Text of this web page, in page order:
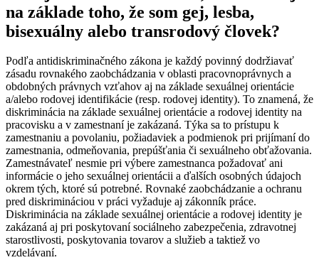
na základe toho, že som gej, lesba,
bisexuálny alebo transrodový človek?
Podľa antidiskriminačného zákona je každý povinný dodržiavať
zásadu rovnakého zaobchádzania v oblasti pracovnoprávnych a
obdobných právnych vzťahov aj na základe sexuálnej orientácie
a/alebo rodovej identifikácie (resp. rodovej identity). To znamená, že
diskriminácia na základe sexuálnej orientácie a rodovej identity na
pracovisku a v zamestnaní je zakázaná. Týka sa to prístupu k
zamestnaniu a povolaniu, požiadaviek a podmienok pri prijímaní do
zamestnania, odmeňovania, prepúšťania či sexuálneho obťažovania.
Zamestnávateľ nesmie pri výbere zamestnanca požadovať ani
informácie o jeho sexuálnej orientácii a ďalších osobných údajoch
okrem tých, ktoré sú potrebné. Rovnaké zaobchádzanie a ochranu
pred diskrimináciou v práci vyžaduje aj zákonník práce.
Diskriminácia na základe sexuálnej orientácie a rodovej identity je
zakázaná aj pri poskytovaní sociálneho zabezpečenia, zdravotnej
starostlivosti, poskytovania tovarov a služieb a taktiež vo
vzdelávaní.